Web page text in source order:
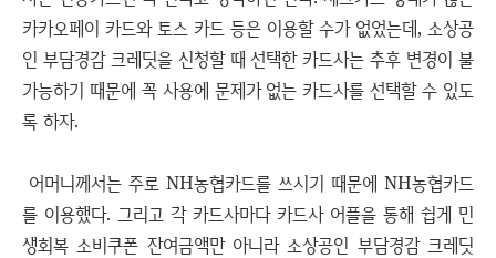
카카오페이 카드와 토스 카드 등은 이용할 수가 없었는데, 소상공
인 부담경감 크레딧을 신청할 때 선택한 카드사는 추후 변경이 불
가능하기 때문에 꼭 사용에 문제가 없는 카드사를 선택할 수 있도
록 하자.
어머니께서는 주로 NH농협카드를 쓰시기 때문에 NH농협카드
를 이용했다. 그리고 각 카드사마다 카드사 어플을 통해 쉽게 민
생회복 소비쿠폰 잔여금액만 아니라 소상공인 부담경감 크레딧